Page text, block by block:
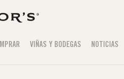
VIÑAS Y BODEGAS NOTICIAS